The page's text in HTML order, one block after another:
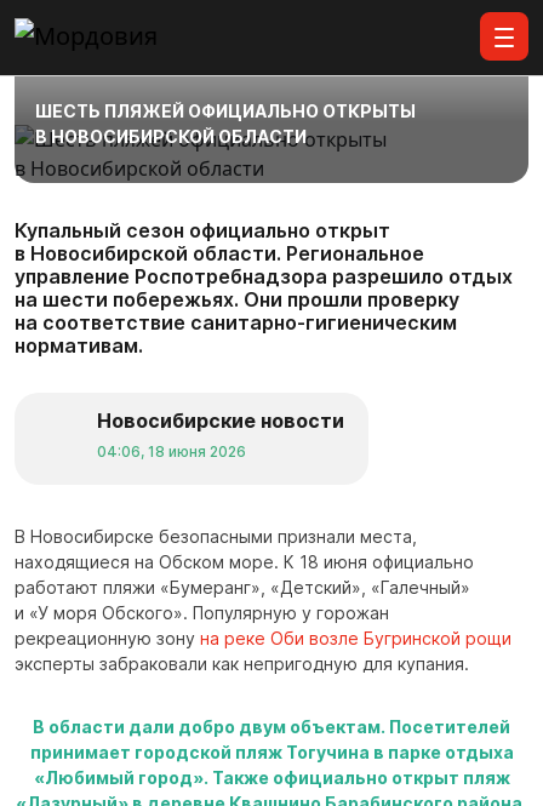
ШЕСТЬ ПЛЯЖЕЙ ОФИЦИАЛЬНО ОТКРЫТЫ
В НОВОСИБИРСКОЙ ОБЛАСТИ
Купальный сезон официально открыт
в Новосибирской области. Региональное
управление Роспотребнадзора разрешило отдых
на шести побережьях. Они прошли проверку
на соответствие санитарно-гигиеническим
нормативам.
Новосибирские новости
04:06, 18 июня 2026
В Новосибирске безопасными признали места,
находящиеся на Обском море. К 18 июня официально
работают пляжи «Бумеранг», «Детский», «Галечный»
и «У моря Обского». Популярную у горожан
рекреационную зону на реке Оби возле Бугринской рощи
эксперты забраковали как непригодную для купания.
В области дали добро двум объектам. Посетителей
принимает городской пляж Тогучина в парке отдыха
«Любимый город». Также официально открыт пляж